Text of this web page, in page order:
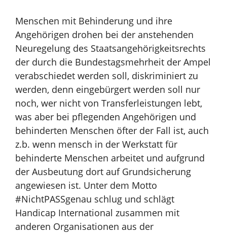
Menschen mit Behinderung und ihre
Angehörigen drohen bei der anstehenden
Neuregelung des Staatsangehörigkeitsrechts
der durch die Bundestagsmehrheit der Ampel
verabschiedet werden soll, diskriminiert zu
werden, denn eingebürgert werden soll nur
noch, wer nicht von Transferleistungen lebt,
was aber bei pflegenden Angehörigen und
behinderten Menschen öfter der Fall ist, auch
z.b. wenn mensch in der Werkstatt für
behinderte Menschen arbeitet und aufgrund
der Ausbeutung dort auf Grundsicherung
angewiesen ist. Unter dem Motto
#NichtPASSgenau schlug und schlägt
Handicap International zusammen mit
anderen Organisationen aus der